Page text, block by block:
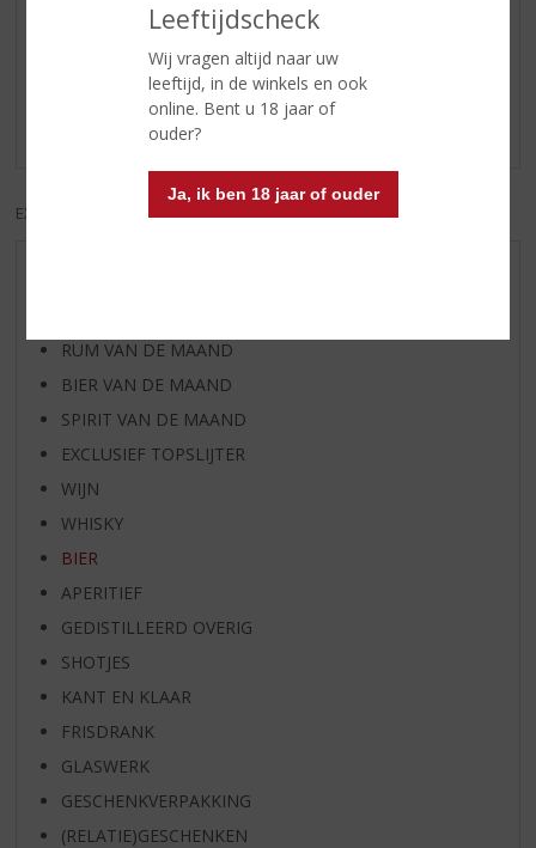
Leeftijdscheck
Wij vragen altijd naar uw
leeftijd, in de winkels en ook
online. Bent u 18 jaar of
ouder?
Ja, ik ben 18 jaar of ouder
Reviews
Schrijf een review
Er zijn nog geen reviews geplaatst voor dit product
EXCL. BTW INCL. BTW
RUM VAN DE MAAND
BIER VAN DE MAAND
SPIRIT VAN DE MAAND
EXCLUSIEF TOPSLIJTER
WIJN
WHISKY
BIER
APERITIEF
GEDISTILLEERD OVERIG
SHOTJES
KANT EN KLAAR
FRISDRANK
GLASWERK
GESCHENKVERPAKKING
(RELATIE)GESCHENKEN